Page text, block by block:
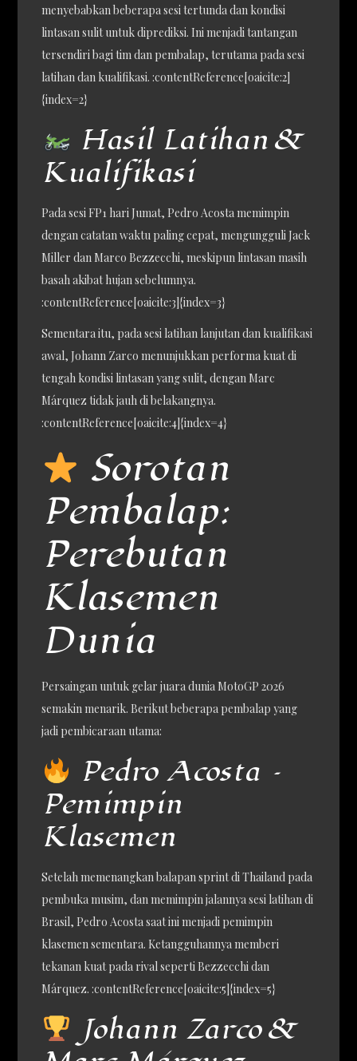
menyebabkan beberapa sesi tertunda dan kondisi
lintasan sulit untuk diprediksi. Ini menjadi tantangan
tersendiri bagi tim dan pembalap, terutama pada sesi
latihan dan kualifikasi. :contentReference[oaicite:2]
{index=2}
Hasil Latihan &
Kualifikasi
Pada sesi FP1 hari Jumat, Pedro Acosta memimpin
dengan catatan waktu paling cepat, mengungguli Jack
Miller dan Marco Bezzecchi, meskipun lintasan masih
basah akibat hujan sebelumnya.
:contentReference[oaicite:3]{index=3}
Sementara itu, pada sesi latihan lanjutan dan kualifikasi
awal, Johann Zarco menunjukkan performa kuat di
tengah kondisi lintasan yang sulit, dengan Marc
Márquez tidak jauh di belakangnya.
:contentReference[oaicite:4]{index=4}
Sorotan
Pembalap:
Perebutan
Klasemen
Dunia
Persaingan untuk gelar juara dunia MotoGP 2026
semakin menarik. Berikut beberapa pembalap yang
jadi pembicaraan utama:
Pedro Acosta –
Pemimpin
Klasemen
Setelah memenangkan balapan sprint di Thailand pada
pembuka musim, dan memimpin jalannya sesi latihan di
Brasil, Pedro Acosta saat ini menjadi pemimpin
klasemen sementara. Ketangguhannya memberi
tekanan kuat pada rival seperti Bezzecchi dan
Márquez. :contentReference[oaicite:5]{index=5}
Johann Zarco &